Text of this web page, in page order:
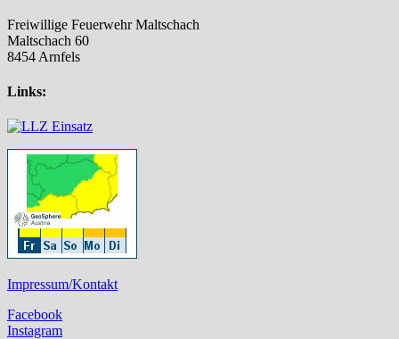
Freiwillige Feuerwehr Maltschach
Maltschach 60
8454 Arnfels
Links:
Impressum/Kontakt
Facebook
Instagram